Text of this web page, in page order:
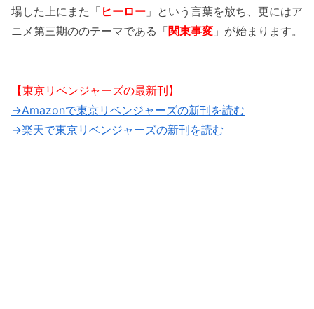
場した上にまた「 ヒーロー 」という言葉を放ち、更にはア
ニメ第三期ののテーマである「関東事変 」が始まります。
【東京リベンジャーズの最新刊】
→Amazonで東京リベンジャーズの新刊を読む
→楽天で東京リベンジャーズの新刊を読む